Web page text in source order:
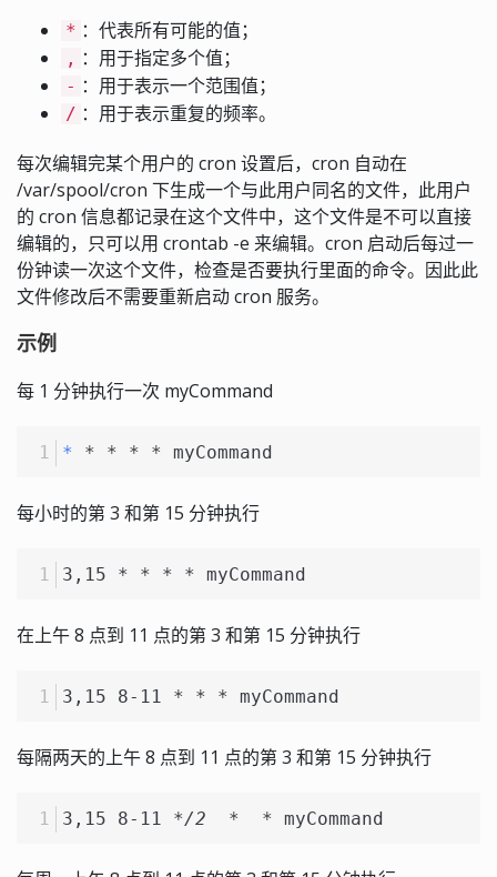
* ：代表所有可能的值；
, ：用于指定多个值；
- ：用于表示一个范围值；
/ ：用于表示重复的频率。
每次编辑完某个用户的 cron 设置后，cron 自动在
/var/spool/cron 下生成一个与此用户同名的文件，此用户
的 cron 信息都记录在这个文件中，这个文件是不可以直接
编辑的，只可以用 crontab -e 来编辑。cron 启动后每过一
份钟读一次这个文件，检查是否要执行里面的命令。因此此
文件修改后不需要重新启动 cron 服务。
示例
每 1 分钟执行一次 myCommand
* * * * * myCommand
每小时的第 3 和第 15 分钟执行
3,15 * * * * myCommand
在上午 8 点到 11 点的第 3 和第 15 分钟执行
3,15 8-11 * * * myCommand
每隔两天的上午 8 点到 11 点的第 3 和第 15 分钟执行
3,15 8-11 */2  *
  * myCommand